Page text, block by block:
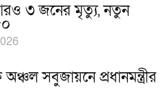
৩ জনের মৃত্যু, নতুন
সবুজায়নে প্রধানমন্ত্রীর